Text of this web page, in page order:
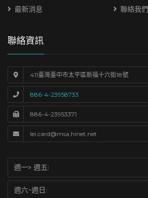
最新消息 聯絡我們
聯絡資訊
411臺灣臺中市太平區新福十六街18號
886-4-23958733
886-4-23953371
lei.card@msa.hinet.net
週一> 週五:
週六~週日: